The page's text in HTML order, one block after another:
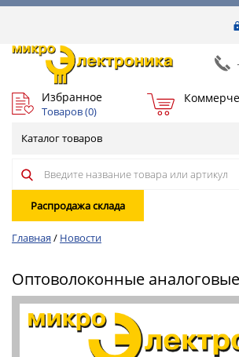
Избранное
Товаров (0)
Каталог товаров
Распродажа склада
Главная / Новости
Оптоволоконные